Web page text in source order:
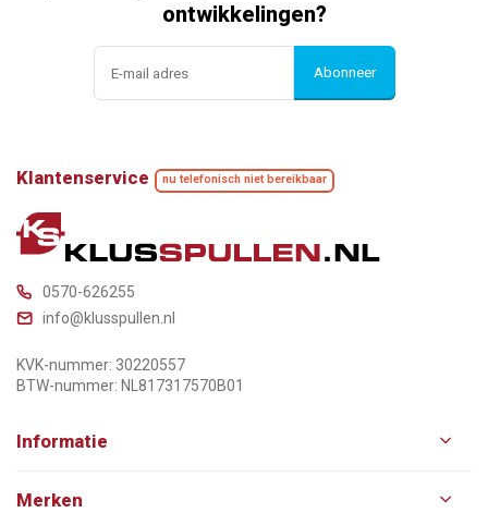
ontwikkelingen?
Abonneer
Klantenservice nu telefonisch niet bereikbaar
0570-626255
info@klusspullen.nl
KVK-nummer: 30220557
BTW-nummer: NL817317570B01
Informatie
Merken